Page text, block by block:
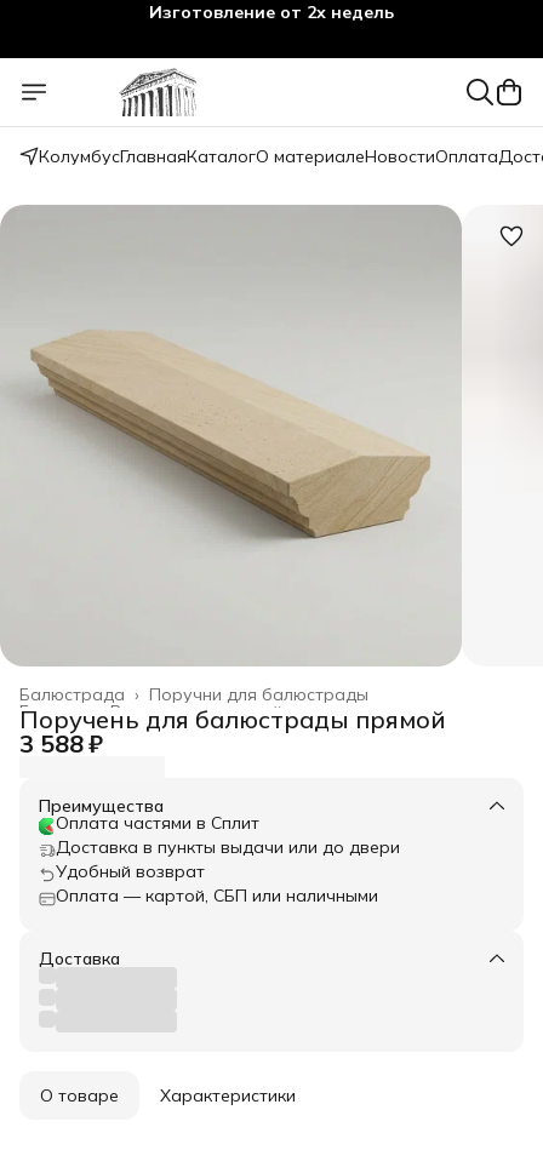
КолумбусГлавнаяКаталогО материалеНовостиОплата
Поручни для балюстрады
Балюстрада ›
Весь архитектурный декор
Главная ›
Поручень для балюстрады прямой
3 588 ₽
Преимущества
Оплата частями в Сплит
Доставка в пункты выдачи или до двери
Удобный возврат
Оплата — картой, СБП или наличными
Доставка
О товаре Характеристики